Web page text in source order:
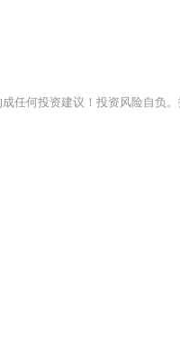
任何投资建议！投资风险自负。